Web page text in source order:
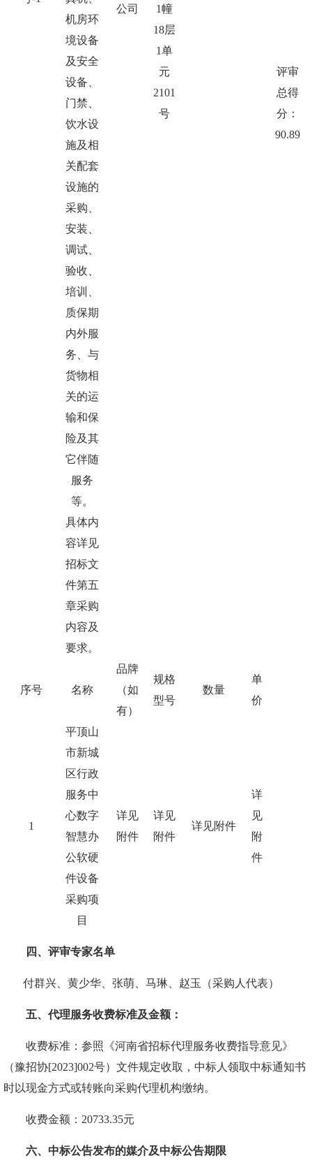
机房环
境设备
及安全
设备、
门禁、
饮水设
施及相
关配套
设施的
采购、
安装、
调试、
验收、
培训、
质保期
内外服
务、与
货物相
关的运
输和保
险及其
它伴随
服务
等。
具体内
容详见
招标文
件第五
章采购
内容及
要求。
公司
1幢
18层
1单
元
2101
号
评审
总得
分：
90.89
序号 名称
品牌
（如
有）
规格
型号
数量
单
价
1
平顶山
市新城
区行政
服务中
心数字
智慧办
公软硬
件设备
采购项
目
详见
附件
详见
附件
详见附件
详
见
附
件
四、 评审专家名单
付群兴、黄少华、张萌、马琳、赵玉（采购人代表）
五、代理服务收费标准及金额：
收费标准：参照《河南省招标代理服务收费指导意见》
（豫招协[2023]002号）文件规定收取，中标人领取中标通知书
时以现金方式或转账向采购代理机构缴纳。
收费金额： 20733.35元
六、中标公告发布的媒介及中标公告期限